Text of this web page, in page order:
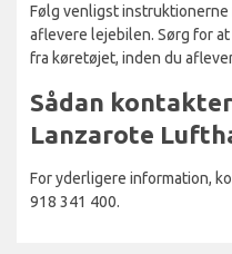
Følg venligst instruktionerne
aflevere lejebilen. Sørg for
fra køretøjet, inden du
Sådan
Lanzarote
For yderligere information,
918 341 400.